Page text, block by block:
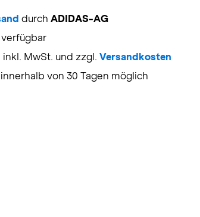
durch ADIDAS-AG
inkl. MwSt. und zzgl. Versandkosten
von 30 Tagen möglich